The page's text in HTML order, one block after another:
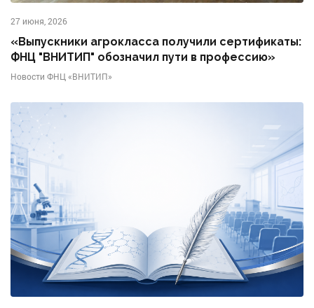
27 июня, 2026
«Выпускники агрокласса получили сертификаты:
ФНЦ "ВНИТИП" обозначил пути в профессию»
Новости ФНЦ «ВНИТИП»